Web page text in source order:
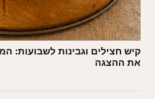
קיש חצילים וגבינות לשבועות:
את ההצגה